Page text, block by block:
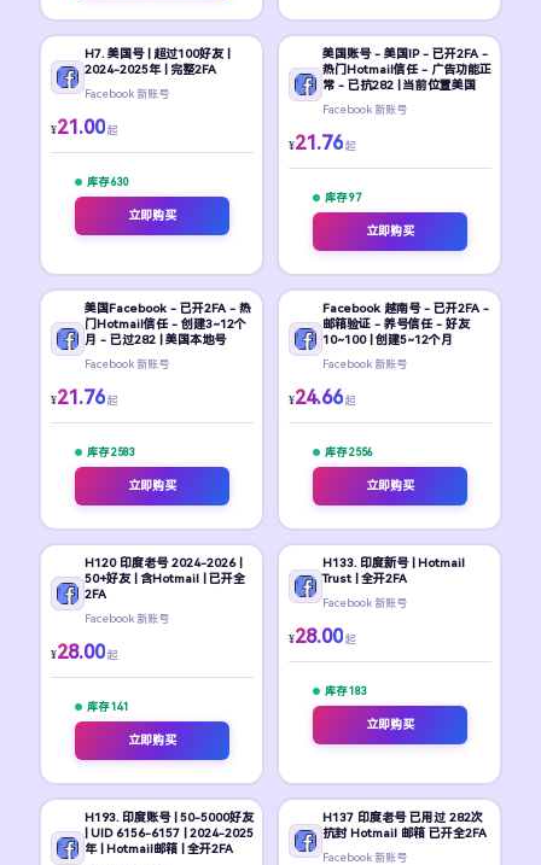
H7. 美国号 | 超过100好友 |
2024-2025年 | 完整2FA
Facebook 新账号
¥21.00 起
库存 630
立即购买
美国账号 - 美国IP - 已开2FA -
热门Hotmail信任 - 广告功能正
常 - 已抗282 | 当前位置美国
Facebook 新账号
¥21.76 起
库存 97
立即购买
美国Facebook - 已开2FA - 热
门Hotmail信任 - 创建3~12个
月 - 已过282 | 美国本地号
Facebook 新账号
¥21.76 起
库存 2583
立即购买
Facebook 越南号 - 已开2FA -
邮箱验证 - 养号信任 - 好友
10~100 | 创建5~12个月
Facebook 新账号
¥24.66 起
库存 2556
立即购买
H120 印度老号 2024-2026 |
50+好友 | 含Hotmail | 已开全
2FA
Facebook 新账号
¥28.00 起
库存 141
立即购买
H133. 印度新号 | Hotmail
Trust | 全开2FA
Facebook 新账号
¥28.00 起
库存 183
立即购买
H193. 印度账号 | 50-5000好友
| UID 6156-6157 | 2024-2025
年 | Hotmail邮箱 | 全开2FA
H137 印度老号 已用过 282次
抗封 Hotmail 邮箱 已开全2FA
Facebook 新账号